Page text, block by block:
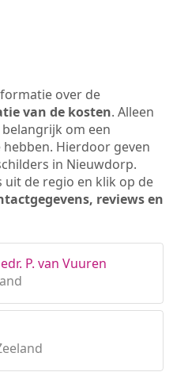
over de
van de kosten. Alleen
om een
Hierdoor geven
in Nieuwdorp.
uit de regio en klik op de
reviews en
P. van Vuuren